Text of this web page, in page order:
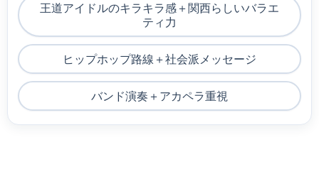
王道アイドルのキラキラ感＋関西らしいバラエ
ティ力
ヒップホップ路線＋社会派メッセージ
バンド演奏＋アカペラ重視